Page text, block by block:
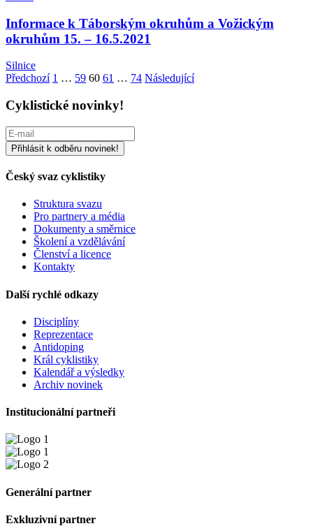
Informace k Táborským okruhům a Vožickým
okruhům 15. – 16.5.2021
Silnice
Stránkování
příspěvků
Předchozí 1 … 59 60 61 … 74 Následující
Cyklistické novinky!
Český svaz cyklistiky
Struktura svazu
Pro partnery a média
Dokumenty a směrnice
Školení a vzdělávání
Členství a licence
Kontakty
Další rychlé odkazy
Disciplíny
Reprezentace
Antidoping
Král cyklistiky
Kalendář a výsledky
Archiv novinek
Institucionální partneři
Generální partner
Exkluzivní partner